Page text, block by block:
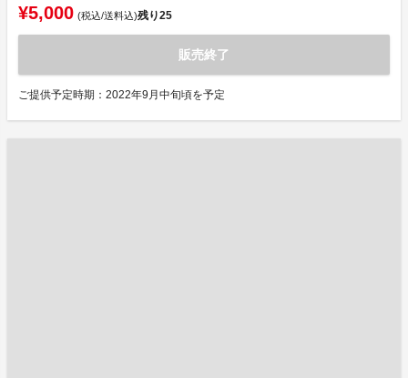
¥5,000 (税込/送料込)残り25
販売終了
ご提供予定時期：2022年9月中旬頃を予定